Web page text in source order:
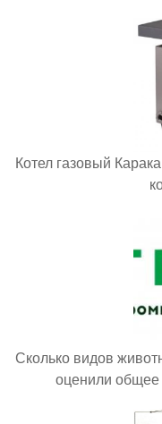
Котел газовый
Сколько видов
оценили общее